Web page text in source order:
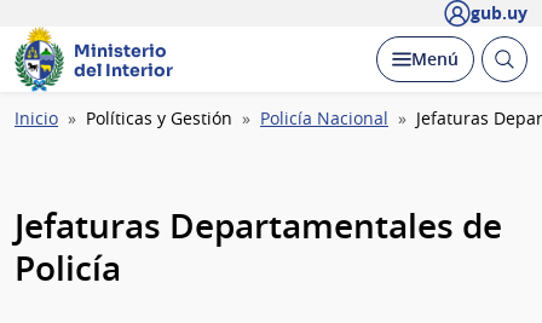
gub.uy
Ministerio
del Interior
Desplegar
Menú Abrir
Ruta
Inicio Políticas y Gestión Policía Nacional Jefaturas
Jefaturas Departamentales de
Policía